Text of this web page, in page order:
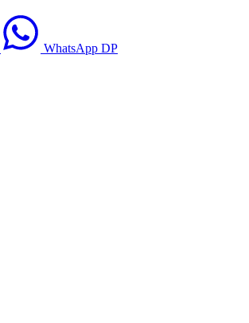
WhatsApp DP